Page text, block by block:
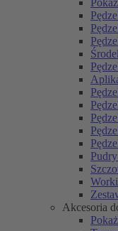
Akcesoria